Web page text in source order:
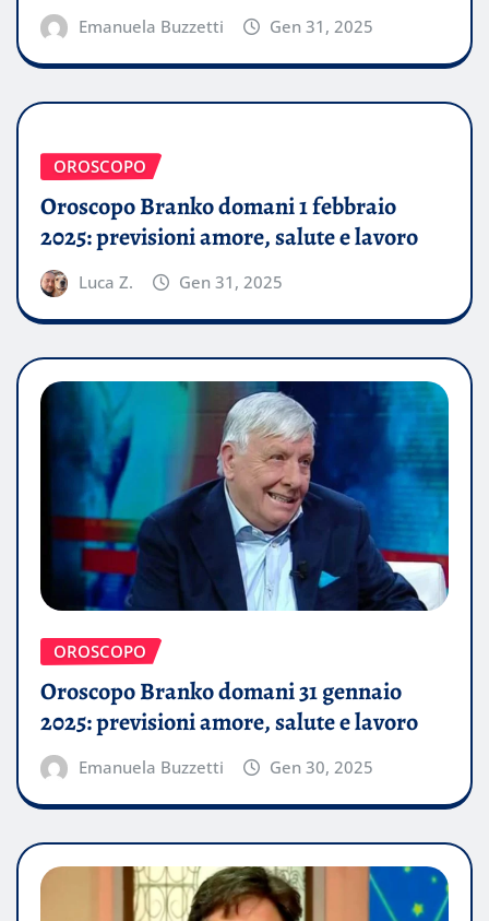
Emanuela Buzzetti Gen 31, 2025
OROSCOPO
Oroscopo Branko domani 1 febbraio
2025: previsioni amore, salute e lavoro
Luca Z. Gen 31, 2025
OROSCOPO
Oroscopo Branko domani 31 gennaio
2025: previsioni amore, salute e lavoro
Emanuela Buzzetti Gen 30, 2025